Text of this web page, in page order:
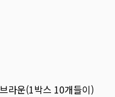
라운(1박스 10개들이)